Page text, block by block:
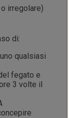
irregolare)
di:
qualsiasi
fegato e
3 volte il